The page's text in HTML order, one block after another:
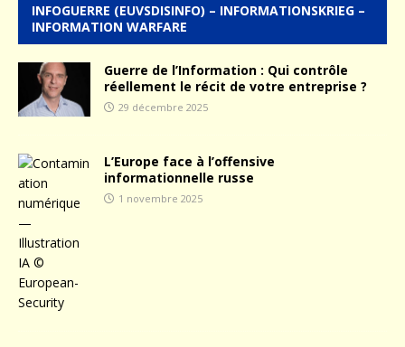
INFOGUERRE (EUVSDISINFO) – INFORMATIONSKRIEG –
INFORMATION WARFARE
Guerre de l’Information : Qui contrôle
réellement le récit de votre entreprise ?
29 décembre 2025
L’Europe face à l’offensive
informationnelle russe
1 novembre 2025